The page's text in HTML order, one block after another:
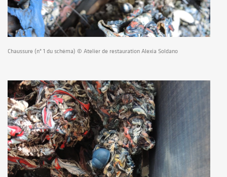
Chaussure (n° 1 du schéma) © Atelier de restauration Alexia Soldano